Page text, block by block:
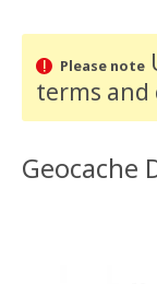
Please note
terms and
Geocache